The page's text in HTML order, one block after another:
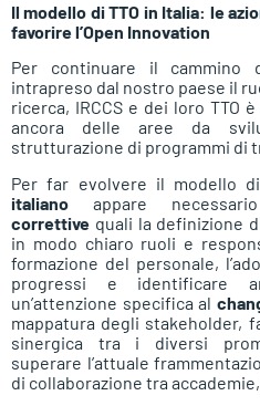
Il modello di TTO in Italia: le
favorire l’Open Innovation
Per continuare il cammino
intrapreso dal nostro paese il
ricerca, IRCCS e dei loro TTO
ancora delle aree da
strutturazione di programmi di
Per far evolvere il modello di
italiano appare
correttive quali la definizione
in modo chiaro ruoli e
formazione del personale,
progressi e identificare
un’attenzione specifica al
mappatura degli stakeholder,
sinergica tra i diversi
superare l’attuale
di collaborazione tra